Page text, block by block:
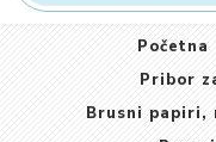
Početna
Pribor
Brusni papiri,